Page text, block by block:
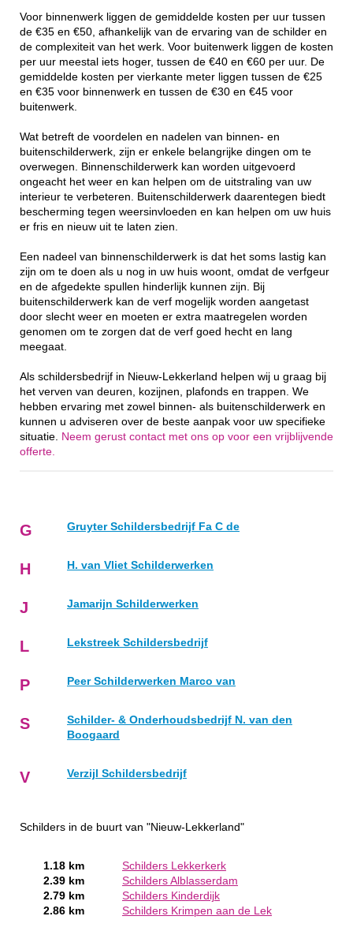
Voor binnenwerk liggen de gemiddelde kosten per uur tussen
de €35 en €50, afhankelijk van de ervaring van de schilder en
de complexiteit van het werk. Voor buitenwerk liggen de kosten
per uur meestal iets hoger, tussen de €40 en €60 per uur. De
gemiddelde kosten per vierkante meter liggen tussen de €25
en €35 voor binnenwerk en tussen de €30 en €45 voor
buitenwerk.
Wat betreft de voordelen en nadelen van binnen- en
buitenschilderwerk, zijn er enkele belangrijke dingen om te
overwegen. Binnenschilderwerk kan worden uitgevoerd
ongeacht het weer en kan helpen om de uitstraling van uw
interieur te verbeteren. Buitenschilderwerk daarentegen biedt
bescherming tegen weersinvloeden en kan helpen om uw huis
er fris en nieuw uit te laten zien.
Een nadeel van binnenschilderwerk is dat het soms lastig kan
zijn om te doen als u nog in uw huis woont, omdat de verfgeur
en de afgedekte spullen hinderlijk kunnen zijn. Bij
buitenschilderwerk kan de verf mogelijk worden aangetast
door slecht weer en moeten er extra maatregelen worden
genomen om te zorgen dat de verf goed hecht en lang
meegaat.
Als schildersbedrijf in Nieuw-Lekkerland helpen wij u graag bij
het verven van deuren, kozijnen, plafonds en trappen. We
hebben ervaring met zowel binnen- als buitenschilderwerk en
kunnen u adviseren over de beste aanpak voor uw specifieke
situatie. Neem gerust contact met ons op voor een vrijblijvende
offerte.
G Gruyter Schildersbedrijf Fa C de
H H. van Vliet Schilderwerken
J Jamarijn Schilderwerken
L Lekstreek Schildersbedrijf
P Peer Schilderwerken Marco van
S
Schilder- & Onderhoudsbedrijf N. van den
Boogaard
V Verzijl Schildersbedrijf
Schilders in de buurt van "Nieuw-Lekkerland"
1.18 km
Schilders Lekkerkerk
2.39 km
Schilders Alblasserdam
2.79 km
Schilders Kinderdijk
2.86 km
Schilders Krimpen aan de Lek